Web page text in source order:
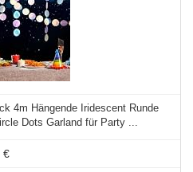
4m Hängende Iridescent Runde
Dots Garland für Party ...
€